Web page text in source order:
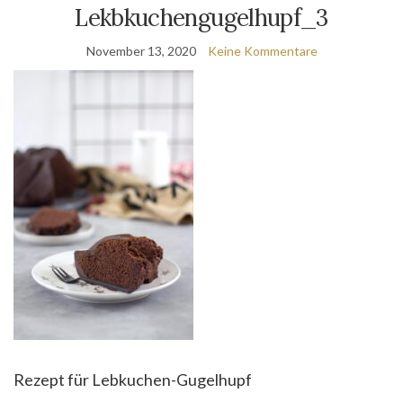
Lekbkuchengugelhupf_3
November 13, 2020 Keine Kommentare
Rezept für Lebkuchen-Gugelhupf